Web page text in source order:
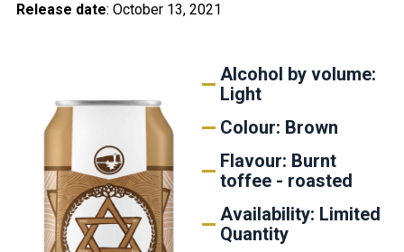
Release date: October 13, 2021
Alcohol by volume:
Light
Colour: Brown
Flavour: Burnt
toffee - roasted
Availability: Limited
Quantity